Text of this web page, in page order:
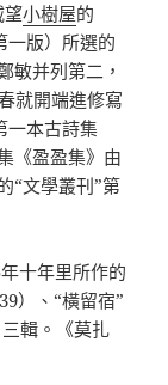
望小樹屋的
一版）所選的
敏并列第二，
就開端進修寫
一本古詩集
《盈盈集》由
“文學叢刊”第
十年里所作的
）、“橫留宿”
輯。《莫扎